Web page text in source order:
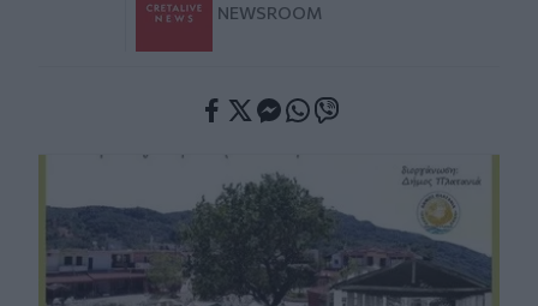
NEWSROOM